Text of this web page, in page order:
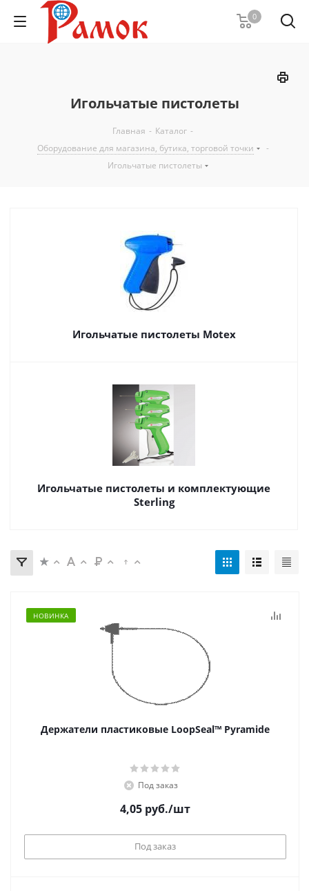
0
Игольчатые пистолеты
Главная - Каталог -
Оборудование для магазина, бутика, торговой точки
-
Игольчатые пистолеты
Игольчатые пистолеты Motex
Игольчатые пистолеты и комплектующие
Sterling
НОВИНКА
Держатели пластиковые LoopSeal™ Pyramide
Под заказ
4,05 руб./шт
Под заказ